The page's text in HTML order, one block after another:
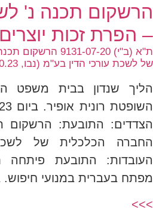
הרשקום תכנה נ'
– הפרת זכות
ת"א (ב"י) 9131-07-
של לשכת עורכי הדין בע"מ (נבו, 30.10.23)
הליך שנדון בבית משפט
הצדדים: התובעת:
החברה הכלכלית של
העובדות: התובעת פיתחה
מפתח בעברית במנועי חיפוש.
>>>